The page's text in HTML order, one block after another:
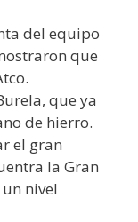
del equipo
que
que ya
de hierro.
el gran
la Gran
nivel